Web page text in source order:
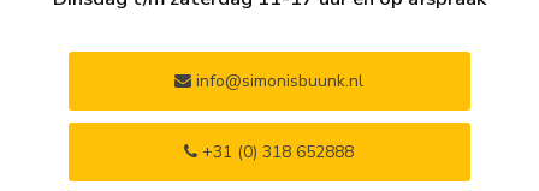
info@simonisbuunk.nl
+31 (0) 318 652888